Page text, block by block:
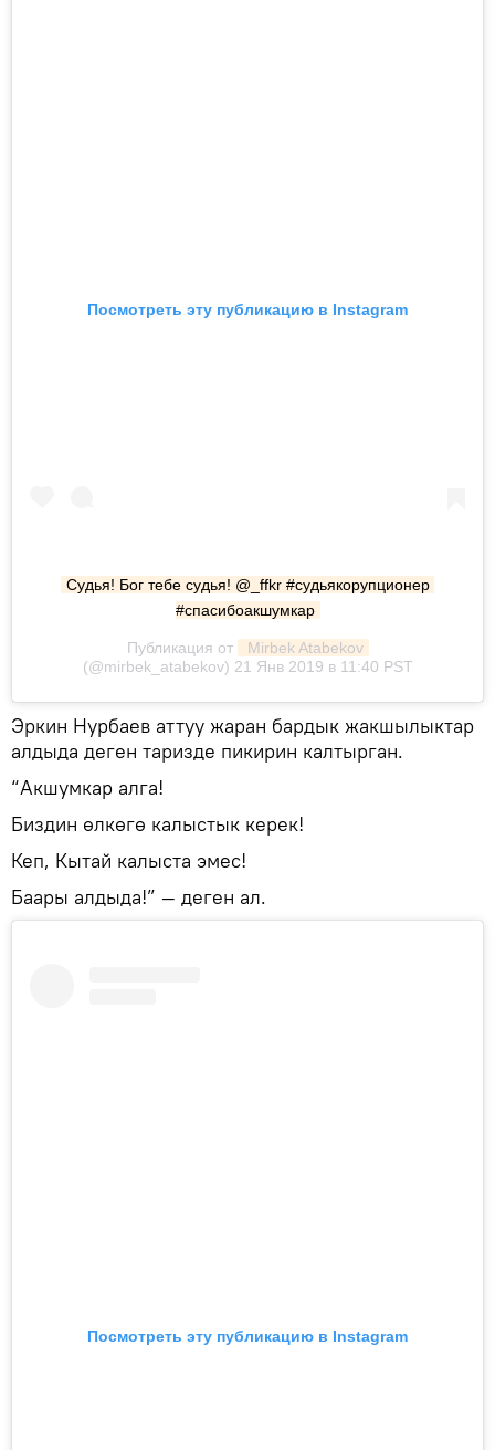
Посмотреть эту публикацию в Instagram
Судья! Бог тебе судья! @_ffkr #судьякорупционер
#спасибоакшумкар
Публикация от
Mirbek Atabekov
(@mirbek_atabekov) 21 Янв 2019 в 11:40 PST
Эркин Нурбаев аттуу жаран бардык жакшылыктар
алдыда деген таризде пикирин калтырган.
“Акшумкар алга!
Биздин өлкөгө калыстык керек!
Кеп, Кытай калыста эмес!
Баары алдыда!” — деген ал.
Посмотреть эту публикацию в Instagram